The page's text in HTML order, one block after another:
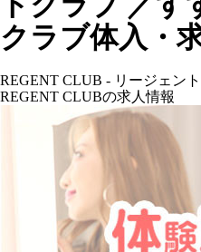
クラブ体入・
REGENT CLUB - リージェン
REGENT CLUBの求人情報